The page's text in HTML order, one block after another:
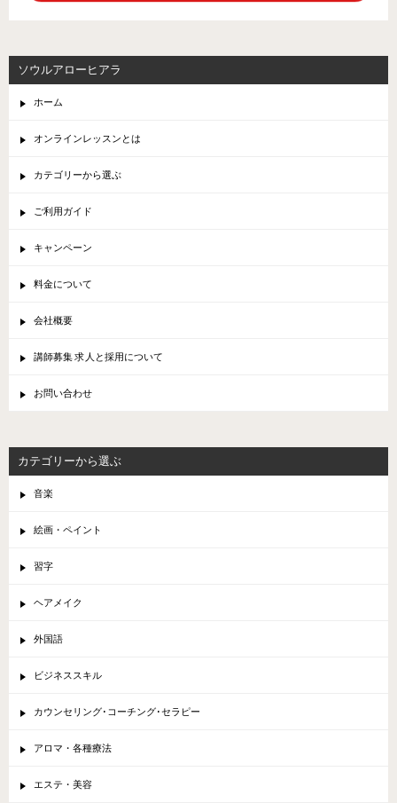
ソウルアローヒアラ
ホーム
オンラインレッスンとは
カテゴリーから選ぶ
ご利用ガイド
キャンペーン
料金について
会社概要
講師募集 求人と採用について
お問い合わせ
カテゴリーから選ぶ
音楽
絵画・ペイント
習字
ヘアメイク
外国語
ビジネススキル
カウンセリング･コーチング･セラピー
アロマ・各種療法
エステ・美容